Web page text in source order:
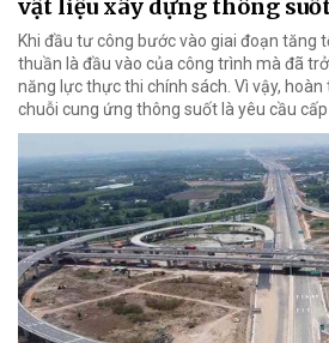
vật liệu xây dựng thông
Khi đầu tư công bước vào giai đoạn tăng
thuần là đầu vào của công trình mà đã
năng lực thực thi chính sách. Vì vậy, hoàn
chuỗi cung ứng thông suốt là yêu cầu cấp